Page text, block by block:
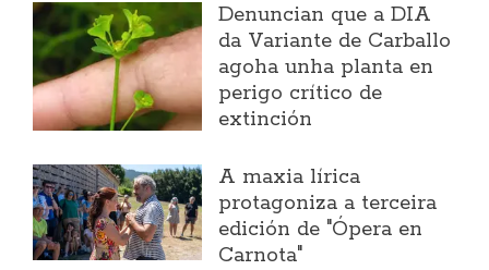
Denuncian que a DIA
da Variante de Carballo
agoha unha planta en
perigo crítico de
extinción
A maxia lírica
protagoniza a terceira
edición de "Ópera en
Carnota"